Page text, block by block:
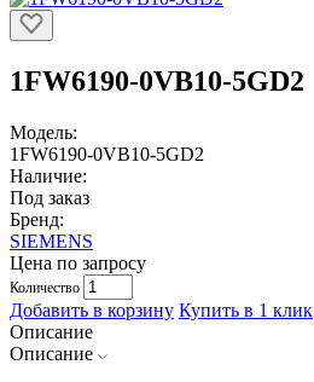
1FW6190-0VB10-5GD2
Модель:
1FW6190-0VB10-5GD2
Наличие:
Под заказ
Бренд:
SIEMENS
Цена по запросу
Количество
Добавить в корзину Купить в 1 клик
Описание
Описание